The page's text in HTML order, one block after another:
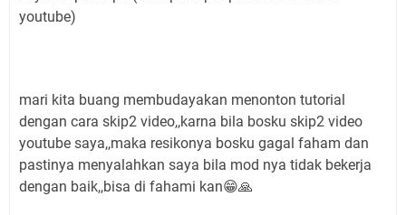
youtube)
mari kita buang membudayakan menonton tutorial
dengan cara skip2 video,,karna bila bosku skip2 video
youtube saya,,maka resikonya bosku gagal faham dan
pastinya menyalahkan saya bila mod nya tidak bekerja
dengan baik,,bisa di fahami kan😁🙏